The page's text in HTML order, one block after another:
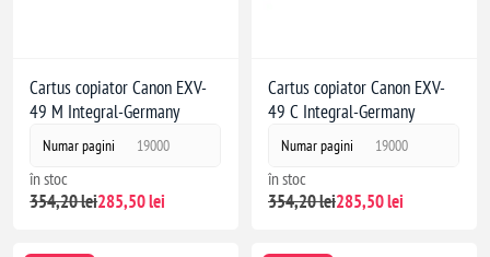
Cartus copiator Canon EXV-
49 M Integral-Germany
Numar pagini 19000
în stoc
354,20 lei285,50 lei
Cartus copiator Canon EXV-
49 C Integral-Germany
Numar pagini 19000
în stoc
354,20 lei285,50 lei